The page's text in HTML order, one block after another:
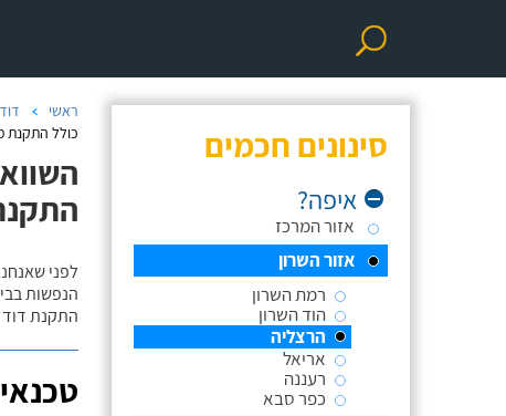
סינונים חכמים
איפה?
אזור המרכז
אזור השרון
רמת השרון
הוד השרון
הרצליה
אריאל
רעננה
כפר סבא
ראשי
כולל התקנת
לפני
הנפשות
התקנת דוד